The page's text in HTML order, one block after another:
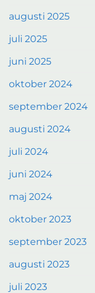
augusti 2025
juli 2025
juni 2025
oktober 2024
september 2024
augusti 2024
juli 2024
juni 2024
maj 2024
oktober 2023
september 2023
augusti 2023
juli 2023